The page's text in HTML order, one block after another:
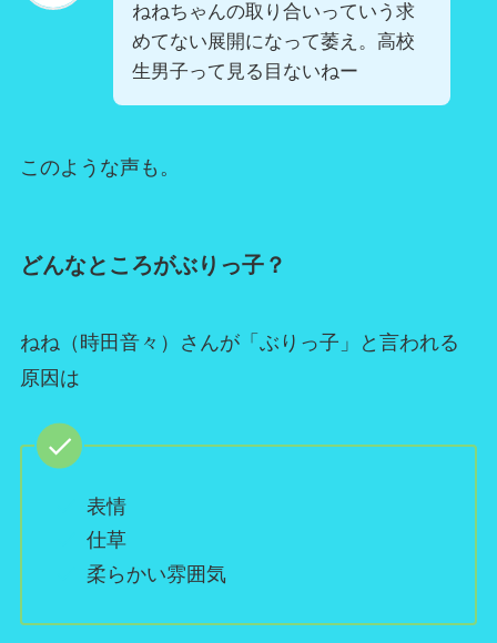
ねねちゃんの取り合いっていう求
めてない展開になって萎え。高校
生男子って見る目ないねー
このような声も。
どんなところがぶりっ子？
ねね（時田音々）さんが「ぶりっ子」と言われる
原因は
表情
仕草
柔らかい雰囲気